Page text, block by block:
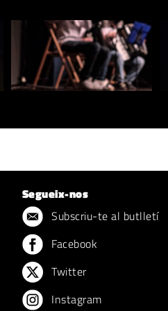
Segueix-nos
Subscriu-te al butlletí
Facebook
Twitter
Instagram